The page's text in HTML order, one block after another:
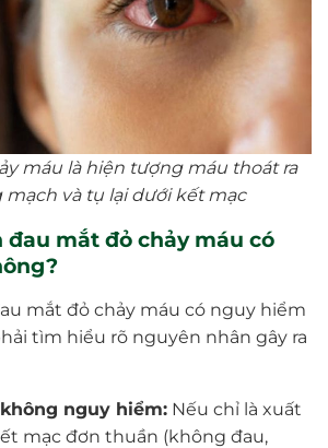
máu là hiện tượng máu thoát ra
mạch và tụ lại dưới kết mạc
đau mắt đỏ chảy máu có
mắt đỏ chảy máu có nguy hiểm
tìm hiểu rõ nguyên nhân gây ra
nguy hiểm:Nếu chỉ là xuất
mạc đơn thuần (không đau,